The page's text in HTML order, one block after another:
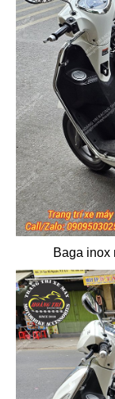
Baga inox